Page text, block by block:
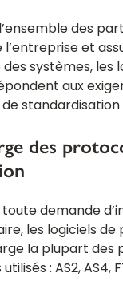
des
et
systèmes, les
aux
standardisation
des
demande
les logiciels de
la plupart des
: AS2, AS4,